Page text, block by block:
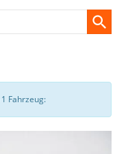
1 Fahrzeug: